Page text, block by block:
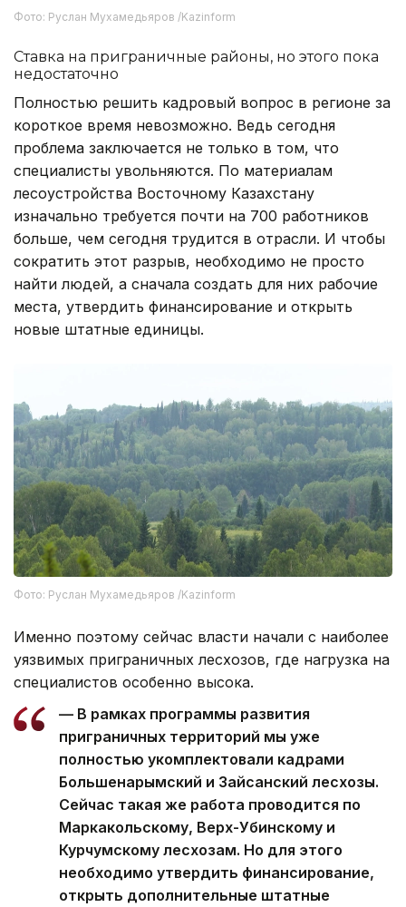
Фото: Руслан Мухамедьяров /Kazinform
Ставка на приграничные районы, но этого пока
недостаточно
Полностью решить кадровый вопрос в регионе за
короткое время невозможно. Ведь сегодня
проблема заключается не только в том, что
специалисты увольняются. По материалам
лесоустройства Восточному Казахстану
изначально требуется почти на 700 работников
больше, чем сегодня трудится в отрасли. И чтобы
сократить этот разрыв, необходимо не просто
найти людей, а сначала создать для них рабочие
места, утвердить финансирование и открыть
новые штатные единицы.
Фото: Руслан Мухамедьяров /Kazinform
Именно поэтому сейчас власти начали с наиболее
уязвимых приграничных лесхозов, где нагрузка на
специалистов особенно высока.
— В рамках программы развития
приграничных территорий мы уже
полностью укомплектовали кадрами
Большенарымский и Зайсанский лесхозы.
Сейчас такая же работа проводится по
Маркакольскому, Верх-Убинскому и
Курчумскому лесхозам. Но для этого
необходимо утвердить финансирование,
открыть дополнительные штатные